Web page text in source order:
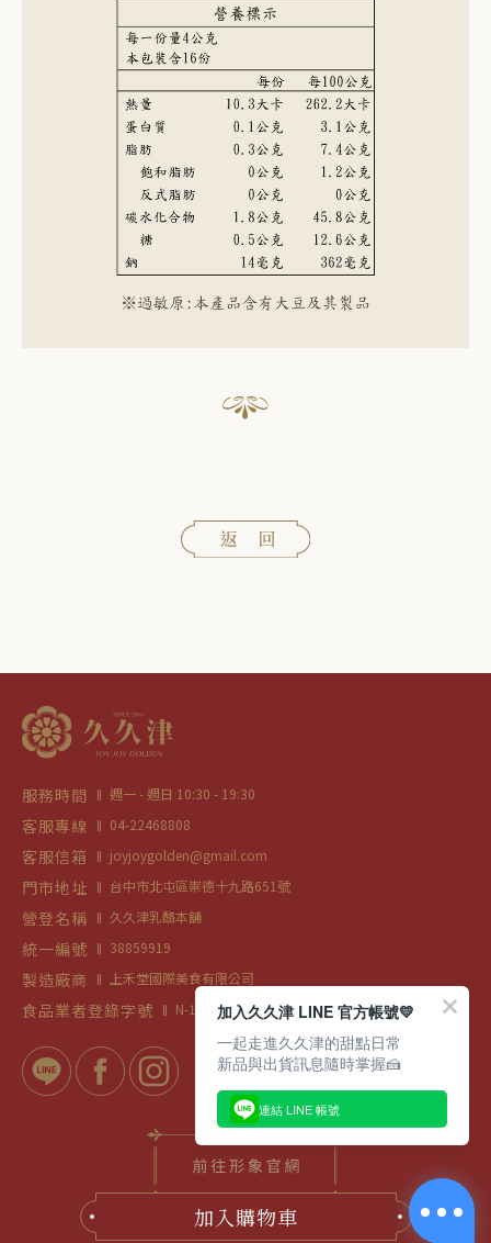
加入購物車
服務時間 週一 - 週日 10:30 - 19:30
客服專線 04-22468808
客服信箱 joyjoygolden@gmail.com
門市地址 台中市北屯區崇德十九路651號
營登名稱 久久津乳酪本舖
統一編號 38859919
製造廠商 上禾堂國際美食有限公司
食品業者登錄字號 N-12461921500000-1
site by很好設計
加入久久津 LINE 官方帳號💛
一起走進久久津的甜點日常
新品與出貨訊息隨時掌握🍰
連結 LINE 帳號